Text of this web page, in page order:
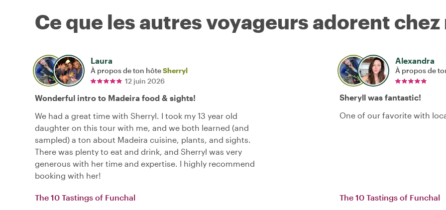
Ce que les autres voyageurs adorent
Laura
À propos de ton hôteSherryl
12 juin 2026
Wonderful intro to Madeira food & sights!
We had a great time with Sherryl. I took my 13 year old
daughter on this tour with me, and we both learned (and
sampled) a ton about Madeira cuisine, plants, and sights.
There was plenty to eat and drink, and Sherryl was very
generous with her time and expertise. I highly recommend
booking with her!
The 10 Tastings of Funchal
Alexandra
À propos de
Sheryll was fantastic!
One of our favorite with
The 10 Tastings of Funchal